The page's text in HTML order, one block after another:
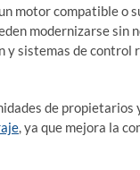
motor compatible o
modernizarse
y sistemas de
de
, ya que mejora la